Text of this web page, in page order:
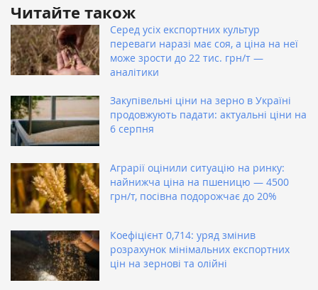
Читайте також
Серед усіх експортних культур
переваги наразі має соя, а ціна на неї
може зрости до 22 тис. грн/т —
аналітики
Закупівельні ціни на зерно в Україні
продовжують падати: актуальні ціни на
6 серпня
Аграрії оцінили ситуацію на ринку:
найнижча ціна на пшеницю — 4500
грн/т, посівна подорожчає до 20%
Коефіцієнт 0,714: уряд змінив
розрахунок мінімальних експортних
цін на зернові та олійні